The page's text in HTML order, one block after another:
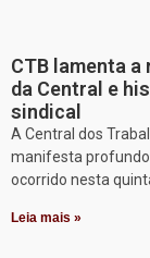
CTB lamenta
da Central e
sindical
A Central dos
manifesta
ocorrido nesta
Leia mais »